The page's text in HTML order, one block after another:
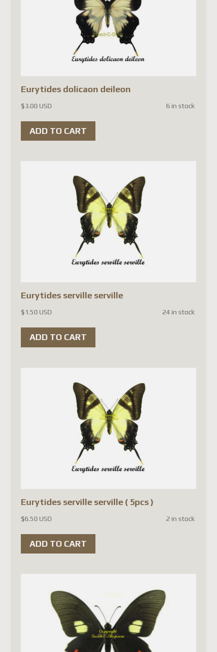
Eurytides dolicaon deileon
$3.00 USD 6 in stock
ADD TO CART
Eurytides serville serville
$1.50 USD 24 in stock
ADD TO CART
Eurytides serville serville ( 5pcs )
$6.50 USD 2 in stock
ADD TO CART
only option is to use another
carrier such as DHL, FedEx, or
UPS. Unfortunately, this
results in significantly higher
shipping costs.
We sincerely appreciate your
patience, understanding, and
company.
Michel
Best regards,The Team
Mise à jour de la boutique
Cher client,
temporairement
l'acceptation des colis vers la
France(ainsi que plusieurs
autres pays de l'Union
douanières de l'Union
européenneet non à un
problème propre à la France.
Les principales raisons sont :
L'Union européenne exige
en plus de la TVA à
l'importation.
Denouvelles exigences de
conformitéimposent des
expédié (description, valeur,
données douanières, etc.).
Les systèmes de Postes
Canada ne sont pas encore